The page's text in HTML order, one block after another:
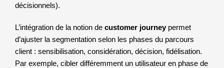
décisionnels).
L’intégration de la notion de customer journey permet
d’ajuster la segmentation selon les phases du parcours
client : sensibilisation, considération, décision, fidélisation.
Par exemple, cibler différemment un utilisateur en phase de